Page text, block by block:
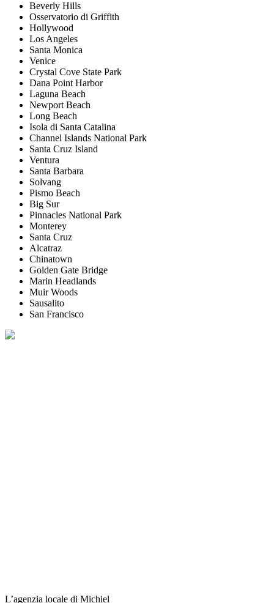
Beverly Hills
Osservatorio di Griffith
Hollywood
Los Angeles
Santa Monica
Venice
Crystal Cove State Park
Dana Point Harbor
Laguna Beach
Newport Beach
Long Beach
Isola di Santa Catalina
Channel Islands National Park
Santa Cruz Island
Ventura
Santa Barbara
Solvang
Pismo Beach
Big Sur
Pinnacles National Park
Monterey
Santa Cruz
Alcatraz
Chinatown
Golden Gate Bridge
Marin Headlands
Muir Woods
Sausalito
San Francisco
L’agenzia locale di Michiel